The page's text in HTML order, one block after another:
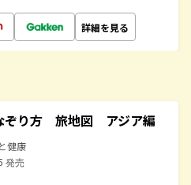
詳細を見る
ぞり方 旅地図 アジア編
健康
発売